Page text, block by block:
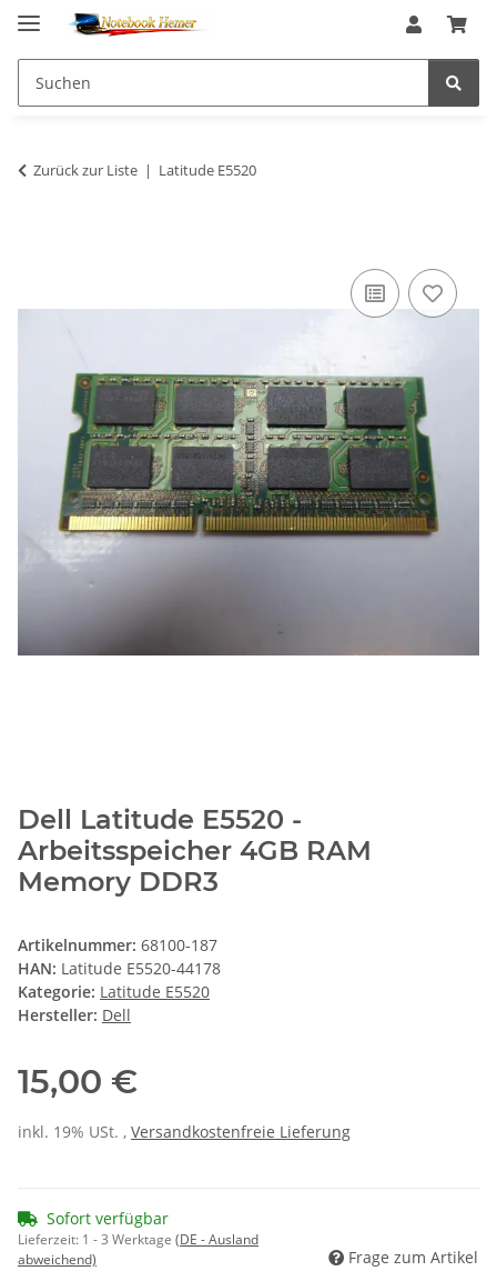
Zurück zur Liste Latitude E5520
Dell Latitude E5520 -
Arbeitsspeicher 4GB RAM
Memory DDR3
Artikelnummer: 68100-187
HAN: Latitude E5520-44178
Kategorie: Latitude E5520
Hersteller: Dell
15,00 €
inkl. 19% USt. , Versandkostenfreie Lieferung
Sofort verfügbar
Lieferzeit: 1 - 3 Werktage (DE - Ausland
abweichend)
Frage zum Artikel